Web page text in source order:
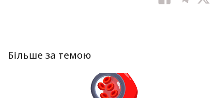
Більше за темою